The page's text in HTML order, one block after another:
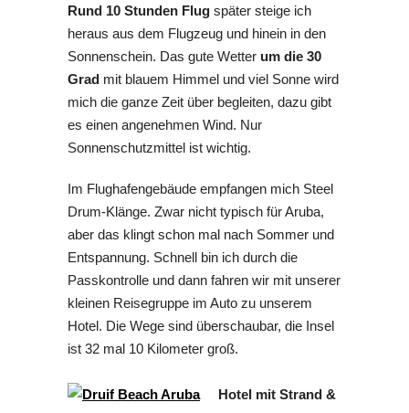
Rund 10 Stunden Flug später steige ich
heraus aus dem Flugzeug und hinein in den
Sonnenschein. Das gute Wetter um die 30
Grad mit blauem Himmel und viel Sonne wird
mich die ganze Zeit über begleiten, dazu gibt
es einen angenehmen Wind. Nur
Sonnenschutzmittel ist wichtig.
Im Flughafengebäude empfangen mich Steel
Drum-Klänge. Zwar nicht typisch für Aruba,
aber das klingt schon mal nach Sommer und
Entspannung. Schnell bin ich durch die
Passkontrolle und dann fahren wir mit unserer
kleinen Reisegruppe im Auto zu unserem
Hotel. Die Wege sind überschaubar, die Insel
ist 32 mal 10 Kilometer groß.
Hotel mit Strand &